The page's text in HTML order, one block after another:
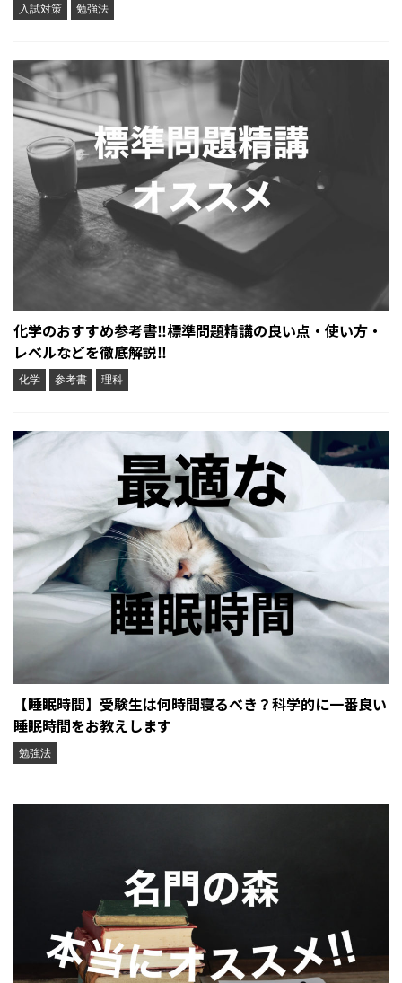
入試対策 勉強法
化学のおすすめ参考書‼︎標準問題精講の良い点・使い方・
レベルなどを徹底解説‼︎
化学 参考書 理科
【睡眠時間】受験生は何時間寝るべき？科学的に一番良い
睡眠時間をお教えします
勉強法